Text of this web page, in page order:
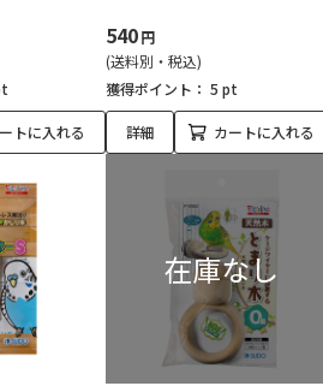
トに入れる
540円
(送料別・税込)
獲得ポイント： 5 pt
詳細 カートに入れる